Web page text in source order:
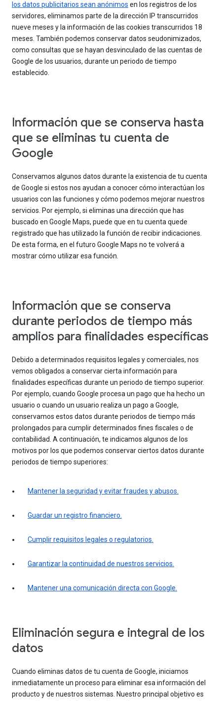
los datos publicitarios sean anónimos en los registros de los
servidores, eliminamos parte de la dirección IP transcurridos
nueve meses y la información de las cookies transcurridos 18
meses. También podemos conservar datos seudonimizados,
como consultas que se hayan desvinculado de las cuentas de
Google de los usuarios, durante un periodo de tiempo
establecido.
Información que se conserva hasta
que se eliminas tu cuenta de
Google
Conservamos algunos datos durante la existencia de tu cuenta
de Google si estos nos ayudan a conocer cómo interactúan los
usuarios con las funciones y cómo podemos mejorar nuestros
servicios. Por ejemplo, si eliminas una dirección que has
buscado en Google Maps, puede que en tu cuenta quede
registrado que has utilizado la función de recibir indicaciones.
De esta forma, en el futuro Google Maps no te volverá a
mostrar cómo utilizar esa función.
Información que se conserva
durante periodos de tiempo más
amplios para finalidades específicas
Debido a determinados requisitos legales y comerciales, nos
vemos obligados a conservar cierta información para
finalidades específicas durante un periodo de tiempo superior.
Por ejemplo, cuando Google procesa un pago que ha hecho un
usuario o cuando un usuario realiza un pago a Google,
conservamos estos datos durante periodos de tiempo más
prolongados para cumplir determinados fines fiscales o de
contabilidad. A continuación, te indicamos algunos de los
motivos por los que podemos conservar ciertos datos durante
periodos de tiempo superiores:
Mantener la seguridad y evitar fraudes y abusos.
Guardar un registro financiero.
Cumplir requisitos legales o regulatorios.
Garantizar la continuidad de nuestros servicios.
Mantener una comunicación directa con Google.
Eliminación segura e integral de los
datos
Cuando eliminas datos de tu cuenta de Google, iniciamos
inmediatamente un proceso para eliminar esa información del
producto y de nuestros sistemas. Nuestro principal objetivo es